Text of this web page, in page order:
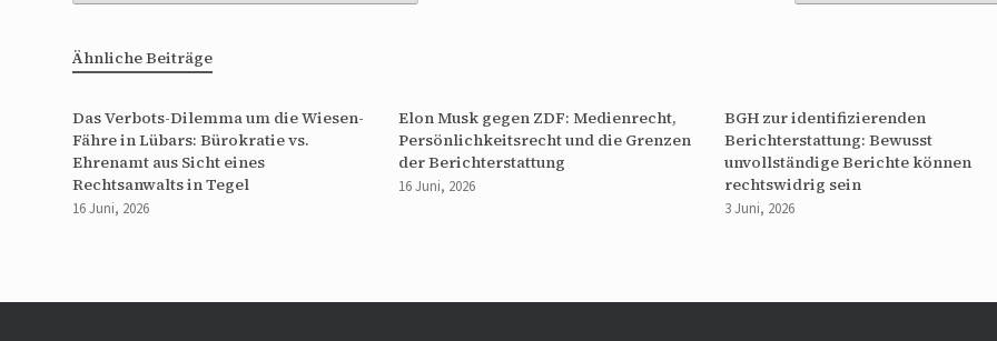
Ähnliche Beiträge
Das Verbots-Dilemma um die Wiesen-
Fähre in Lübars: Bürokratie vs.
Ehrenamt aus Sicht eines
Rechtsanwalts in Tegel
16 Juni, 2026
Elon Musk gegen ZDF: Medienrecht,
Persönlichkeitsrecht und die Grenzen
der Berichterstattung
16 Juni, 2026
BGH zur identifizierenden
Berichterstattung: Bewusst
unvollständige Berichte können
rechtswidrig sein
3 Juni, 2026